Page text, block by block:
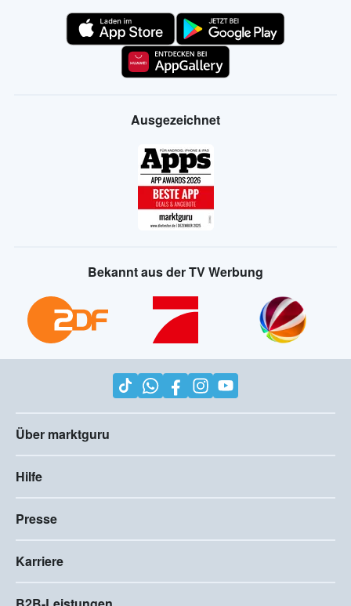
Ausgezeichnet
Bekannt aus der TV Werbung
Über marktguru
Hilfe
Presse
Karriere